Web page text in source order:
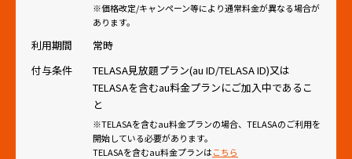
※価格改定/キャンペーン等により通常料金が異なる場合が
あります。
利用期間
常時
付与条件
TELASA見放題プラン(au ID/TELASA ID)又は
TELASAを含むau料金プランにご加入中であるこ
と
※TELASAを含むau料金プランの場合、TELASAのご利用を
開始している必要があります。
TELASAを含むau料金プランはこちら